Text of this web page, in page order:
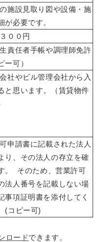
施設見取り図や設備・施
が必要です。
００円
責任者手帳や調理師免許
ー可）
社やビル管理会社から入
と思います。（賃貸物件
申請書に記載された法人
り、その法人の存立を確
。 そのため、営業許可
法人番号を記載しない場
事項証明書を添付してく
(コピー可)
ロードできます。